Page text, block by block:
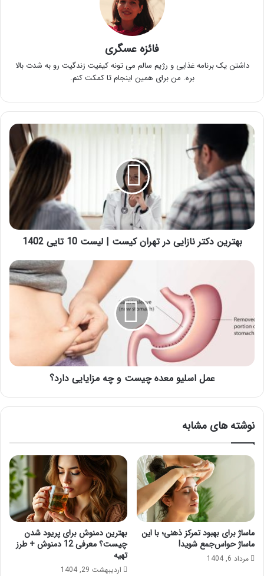
فائزه عسگری
داشتن یک برنامه غذایی و رژیم سالم می تونه کیفیت زندگیت رو به شدت بالا
بره. من برای همین اینجام تا کمکت کنم.
بهترین
دکتر
نازایی
تهران
کیست
|
لیست
10
تاییبهترین دکتر نازایی در تهران کیست | لیست 10 تایی 1402
عمل
و
چه
عمل اسلیو معده چیست و چه مزایایی دارد؟
نوشته های مشابه
ماساژ برای بهبود تمرکز ذهنی؛ با این
ماساژ حواس‌جمع شوید!
مرداد 6, 1404
بهترین دمنوش برای پریود شدن
چیست؟ معرفی 12 دمنوش + طرز
تهیه
اردیبهشت 29, 1404